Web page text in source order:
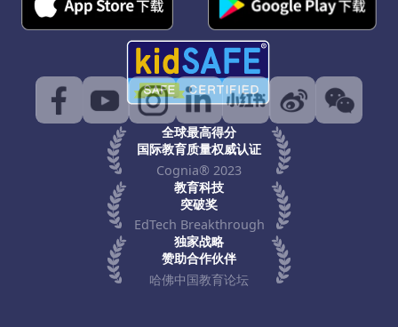
全球最高得分
国际教育质量权威认证
Cognia® 2023
教育科技
突破奖
EdTech Breakthrough
独家战略
赞助合作伙伴
哈佛中国教育论坛